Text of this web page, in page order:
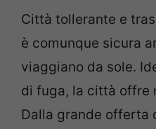
Città tollerante e
è comunque sicura
viaggiano da sole.
di fuga, la città offre
Dalla grande offerta